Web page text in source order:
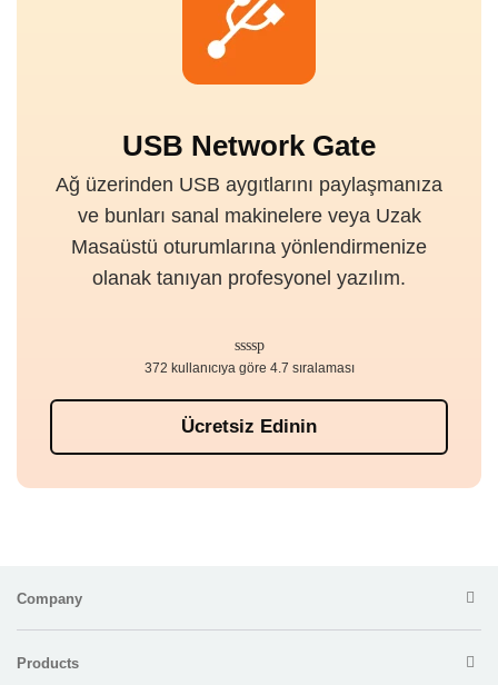
USB Network Gate
Ağ üzerinden USB aygıtlarını paylaşmanıza
ve bunları sanal makinelere veya Uzak
Masaüstü oturumlarına yönlendirmenize
olanak tanıyan profesyonel yazılım.
Ücretsiz Edinin
372 kullanıcıya göre 4.7 sıralaması
Company
Products